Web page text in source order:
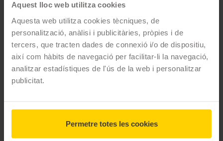
Aquest lloc web utilitza cookies
Aquesta web utilitza cookies tècniques, de
personalització, anàlisi i publicitàries, pròpies i de
tercers, que tracten dades de connexió i/o de dispositiu,
així com hàbits de navegació per facilitar-li la navegació,
analitzar estadístiques de l'ús de la web i personalitzar
publicitat.
Permetre totes les cookies
Model
DUELER H/L 33
Estació
Estiu
Tipus conducció
COMFORT
BRIDGESTONE DUELER H/L 33